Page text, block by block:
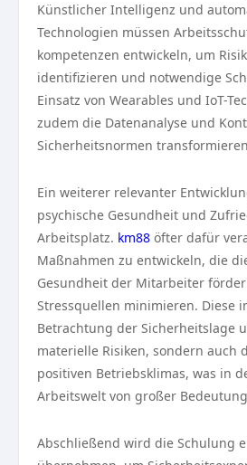
Künstlicher Intelligenz und
Technologien müssen
kompetenzen entwickeln, um
identifizieren und notwendige
Einsatz von Wearables und IoT-
zudem die Datenanalyse und
Sicherheitsnormen
Ein weiterer relevanter
psychische Gesundheit und
Arbeitsplatz. km88 öfter dafür
Maßnahmen zu entwickeln, die
Gesundheit der Mitarbeiter
Stressquellen minimieren. Diese
Betrachtung der Sicherheitslage
materielle Risiken, sondern auch
positiven Betriebsklimas, was in
Arbeitswelt von großer
Abschließend wird die Schulung